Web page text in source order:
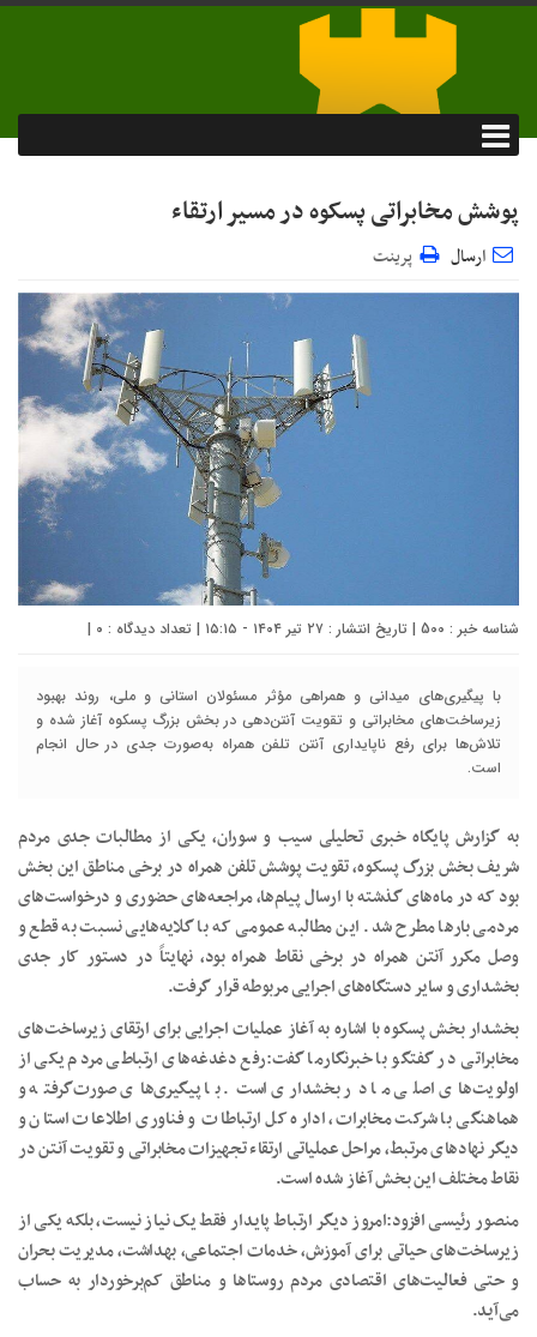
پوشش مخابراتی پسکوه در مسیر ارتقاء
ارسال پرینت
شناسه خبر : 500 | تاریخ انتشار : ۲۷ تیر ۱۴۰۴ - ۱۵:۱۵ | تعداد دیدگاه : ۰ |
با پیگیری‌های میدانی و همراهی مؤثر مسئولان استانی و ملی، روند بهبود
زیرساخت‌های مخابراتی و تقویت آنتن‌دهی در بخش بزرگ پسکوه آغاز شده و
تلاش‌ها برای رفع ناپایداری آنتن تلفن همراه به‌صورت جدی در حال انجام
است.
به گزارش پایگاه خبری تحلیلی سیب و سوران، یکی از مطالبات جدی مردم
شریف بخش بزرگ پسکوه، تقویت پوشش تلفن همراه در برخی مناطق این بخش
بود که در ماه‌های گذشته با ارسال پیام‌ها، مراجعه‌های حضوری و درخواست‌های
مردمی بارها مطرح شد. این مطالبه عمومی که با گلایه‌هایی نسبت به قطع و
وصل مکرر آنتن همراه در برخی نقاط همراه بود، نهایتاً در دستور کار جدی
بخشداری و سایر دستگاه‌های اجرایی مربوطه قرار گرفت.
بخشدار بخش پسکوه با اشاره به آغاز عملیات اجرایی برای ارتقای زیرساخت‌های
مخابراتی در گفتگو با خبرنگارما گفت:رفع دغدغه‌های ارتباطی مردم یکی از
اولویت‌های اصلی ما در بخشداری است. با پیگیری‌های صورت‌گرفته و
هماهنگی با شرکت مخابرات، اداره کل ارتباطات و فناوری اطلاعات استان و
دیگر نهادهای مرتبط، مراحل عملیاتی ارتقاء تجهیزات مخابراتی و تقویت آنتن در
نقاط مختلف این بخش آغاز شده است.
منصور رئیسی افزود:امروز دیگر ارتباط پایدار فقط یک نیاز نیست، بلکه یکی از
زیرساخت‌های حیاتی برای آموزش، خدمات اجتماعی، بهداشت، مدیریت بحران
و حتی فعالیت‌های اقتصادی مردم روستاها و مناطق کم‌برخوردار به حساب
می‌آید.